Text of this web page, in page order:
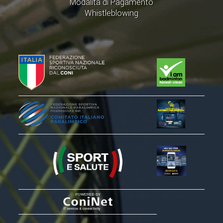
Whistleblowing
ACCEDI AL TESSERAMENTO ON
LINE
ASSICURAZIONE
MODULI
AFFILIARE UN ESD
GARE ED EVENTI
CALENDARIO
ALBO D'ORO CAMPIONATI ITALIANI
CAMPIONATI A SQUADRE
EVENTI INTERNAZIONALI
CLASSIFICHE NAZIONALI